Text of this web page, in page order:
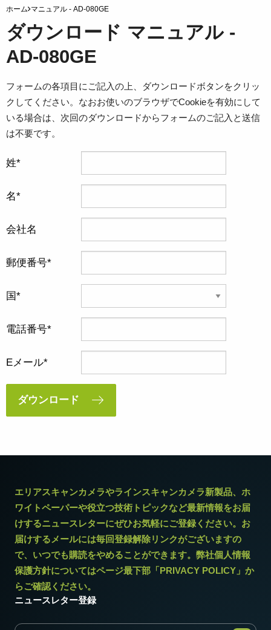
ホーム マニュアル - AD-080GE
ダウンロード マニュアル -
AD-080GE
フォームの各項目にご記入の上、ダウンロードボタンをクリッ
クしてください。なおお使いのブラウザでCookieを有効にして
いる場合は、次回のダウンロードからフォームのご記入と送信
は不要です。
姓
名
会社名
郵便番号
国
電話番号
Eメール
ダウンロード
エリアスキャンカメラやラインスキャンカメラ新製品、ホ
ワイトペーパーや役立つ技術トピックなど最新情報をお届
けするニュースレターにぜひお気軽にご登録ください。お
届けするメールには毎回登録解除リンクがございますの
で、いつでも購読をやめることができます。弊社個人情報
保護方針についてはページ最下部「PRIVACY POLICY」か
らご確認ください。
ニュースレター登録